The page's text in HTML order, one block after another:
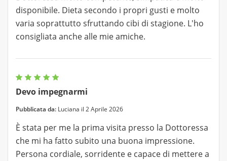
disponibile. Dieta secondo i propri gusti e molto
varia soprattutto sfruttando cibi di stagione. L'ho
consigliata anche alle mie amiche.
Devo impegnarmi
Pubblicata da: Luciana il 2 Aprile 2026
È stata per me la prima visita presso la Dottoressa
che mi ha fatto subito una buona impressione.
Persona cordiale, sorridente e capace di mettere a